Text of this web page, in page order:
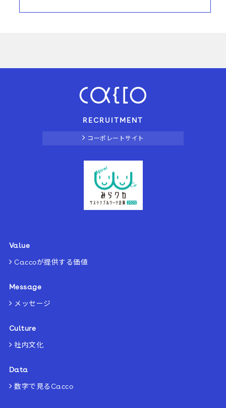
RECRUITMENT
コーポレートサイト
Value
Caccoが提供する価値
Message
メッセージ
Culture
社内文化
Data
数字で見るCacco